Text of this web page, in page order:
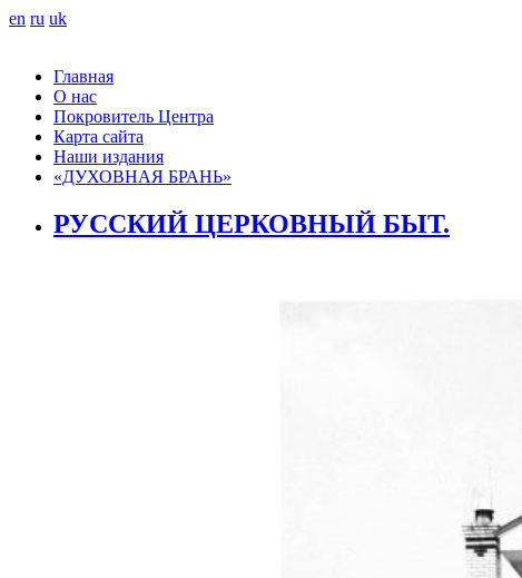
en ru uk
Главная
О нас
Покровитель Центра
Карта сайта
Наши издания
«ДУХОВНАЯ БРАНЬ»
РУССКИЙ ЦЕРКОВНЫЙ БЫТ.